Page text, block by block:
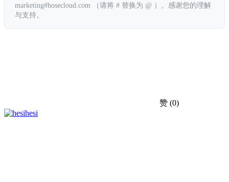
marketing#hosecloud.com （请将 # 替换为 @ ）。感谢您的理解
与支持。
赞 (0)
hesi